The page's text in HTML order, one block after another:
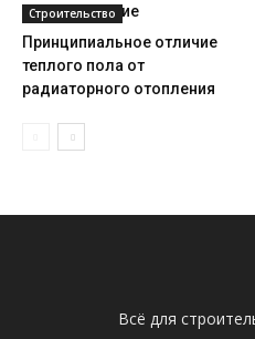
использование
Строительство
Принципиальное отличие
теплого пола от
радиаторного отопления
Всё для